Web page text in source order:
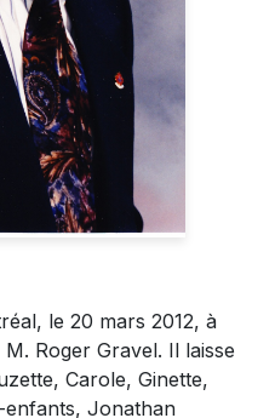
le 20 mars 2012, à
M. Roger Gravel. Il laisse
Carole, Ginette,
enfants, Jonathan